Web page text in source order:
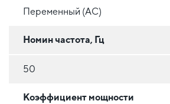
Переменный (AC)
Номин частота, Гц
50
Коэффициент мощности